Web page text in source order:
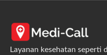
Layanan kesehatan seperti